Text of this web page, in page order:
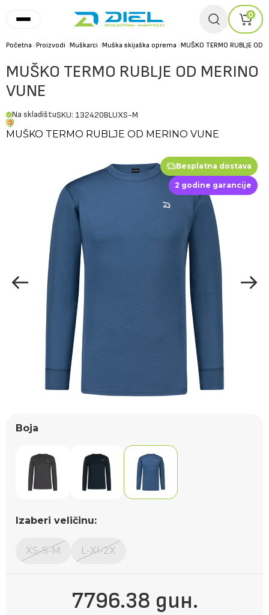
0
Početna /Proizvodi /Muškarci /Muška skijaška oprema /MUŠKO TERMO RUBLJE OD
MUŠKO TERMO RUBLJE OD MERINO
VUNE
Na skladištuSKU: 132420BLUXS-M
MUŠKO TERMO RUBLJE OD MERINO VUNE
Besplatna dostava
2 godine garancije
Boja
Izaberi veličinu:
XS-S-M L-Xl-2X
7796.38 дин.